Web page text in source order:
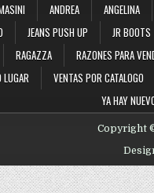
ANDREA ANGELINA
JEANS PUSH UP JR BOOTS
RAGAZZA RAZONES PARA
VENTAS POR CATALOGO
YA HAY
Copyright